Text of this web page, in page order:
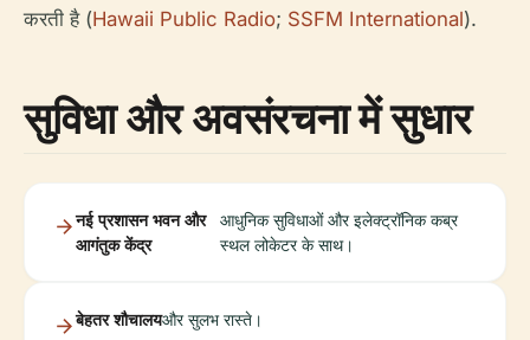
करती है (Hawaii Public Radio; SSFM International).
सुविधा और अवसंरचना में सुधार
नई प्रशासन भवन और
आगंतुक केंद्र
आधुनिक सुविधाओं और इलेक्ट्रॉनिक कब्र
स्थल लोकेटर के साथ।
बेहतर शौचालयऔर सुलभ रास्ते।